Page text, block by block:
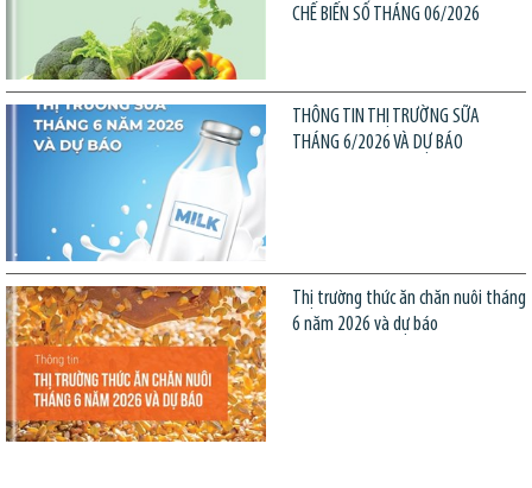
CHẾ BIẾN SỐ THÁNG 06/2026
THÔNG TIN THỊ TRƯỜNG SỮA
THÁNG 6/2026 VÀ DỰ BÁO
Thị trường thức ăn chăn nuôi tháng
6 năm 2026 và dự báo